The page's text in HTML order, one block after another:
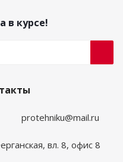
в курсе!
protehniku@mail.ru
вл. 8, офис 8